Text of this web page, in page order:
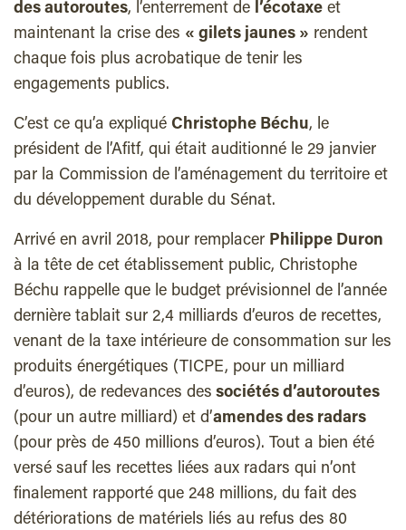
des autoroutes, l’enterrement de l’écotaxe et
maintenant la crise des « gilets jaunes » rendent
chaque fois plus acrobatique de tenir les
engagements publics.
C’est ce qu’a expliqué Christophe Béchu, le
président de l’Afitf, qui était auditionné le 29 janvier
par la Commission de l’aménagement du territoire et
du développement durable du Sénat.
Arrivé en avril 2018, pour remplacer Philippe Duron
à la tête de cet établissement public, Christophe
Béchu rappelle que le budget prévisionnel de l’année
dernière tablait sur 2,4 milliards d’euros de recettes,
venant de la taxe intérieure de consommation sur les
produits énergétiques (TICPE, pour un milliard
d’euros), de redevances des sociétés d’autoroutes
(pour un autre milliard) et d’amendes des radars
(pour près de 450 millions d’euros). Tout a bien été
versé sauf les recettes liées aux radars qui n’ont
finalement rapporté que 248 millions, du fait des
détériorations de matériels liés au refus des 80